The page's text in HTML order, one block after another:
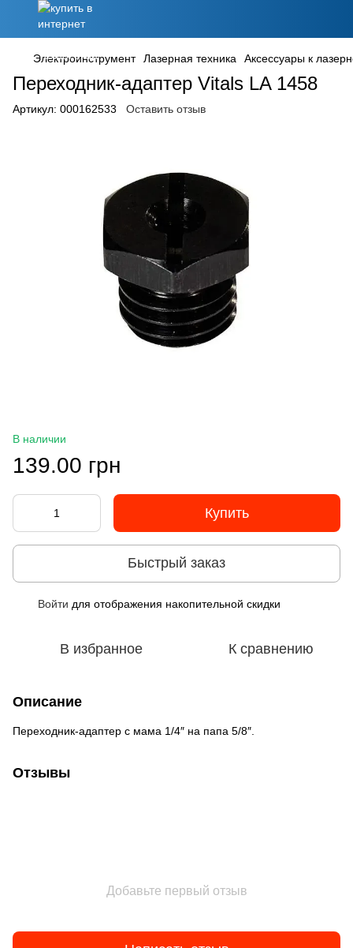
Электроинструмент Лазерная техника Аксессуары к
Переходник-адаптер Vitals LA 1458
Артикул: 000162533 Оставить отзыв
В наличии
139.00 грн
Купить
Быстрый заказ
Войти для отображения накопительной скидки
В избранное К сравнению
Описание
Переходник-адаптер с мама 1/4″ на папа 5/8″.
Отзывы
Добавьте первый отзыв